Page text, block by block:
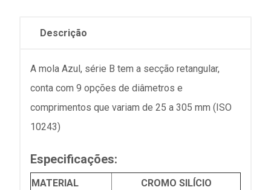
Descrição
A mola Azul, série B tem a secção retangular,
conta com 9 opções de diâmetros e
comprimentos que variam de 25 a 305 mm (ISO
10243)
Especificações:
MATERIAL CROMO SILÍCIO